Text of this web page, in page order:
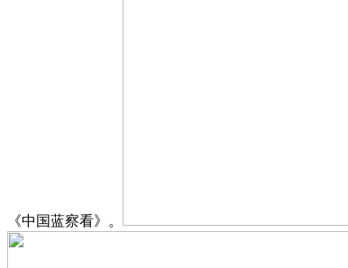
《中国蓝察看》。